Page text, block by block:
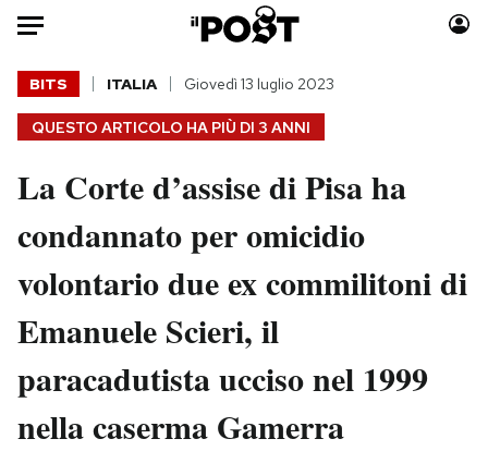
Auto
HOME
Italia
Politica
Tecnologia
Scienza
Sport
Moda
Consumismi
Storie/Idee
Media
Mondiali calcio 2026
QUESTO ARTICOLO HA PIÙ DI 3 ANNI
BITS ITALIA Giovedì 13 luglio 2023
La Corte d’assise di Pisa ha
condannato per omicidio
volontario due ex commilitoni di
Emanuele Scieri, il
paracadutista ucciso nel 1999
nella caserma Gamerra